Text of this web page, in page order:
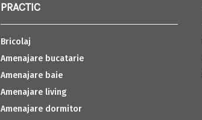
PRACTIC
Bricolaj
Amenajare bucatarie
Amenajare baie
Amenajare living
Amenajare dormitor